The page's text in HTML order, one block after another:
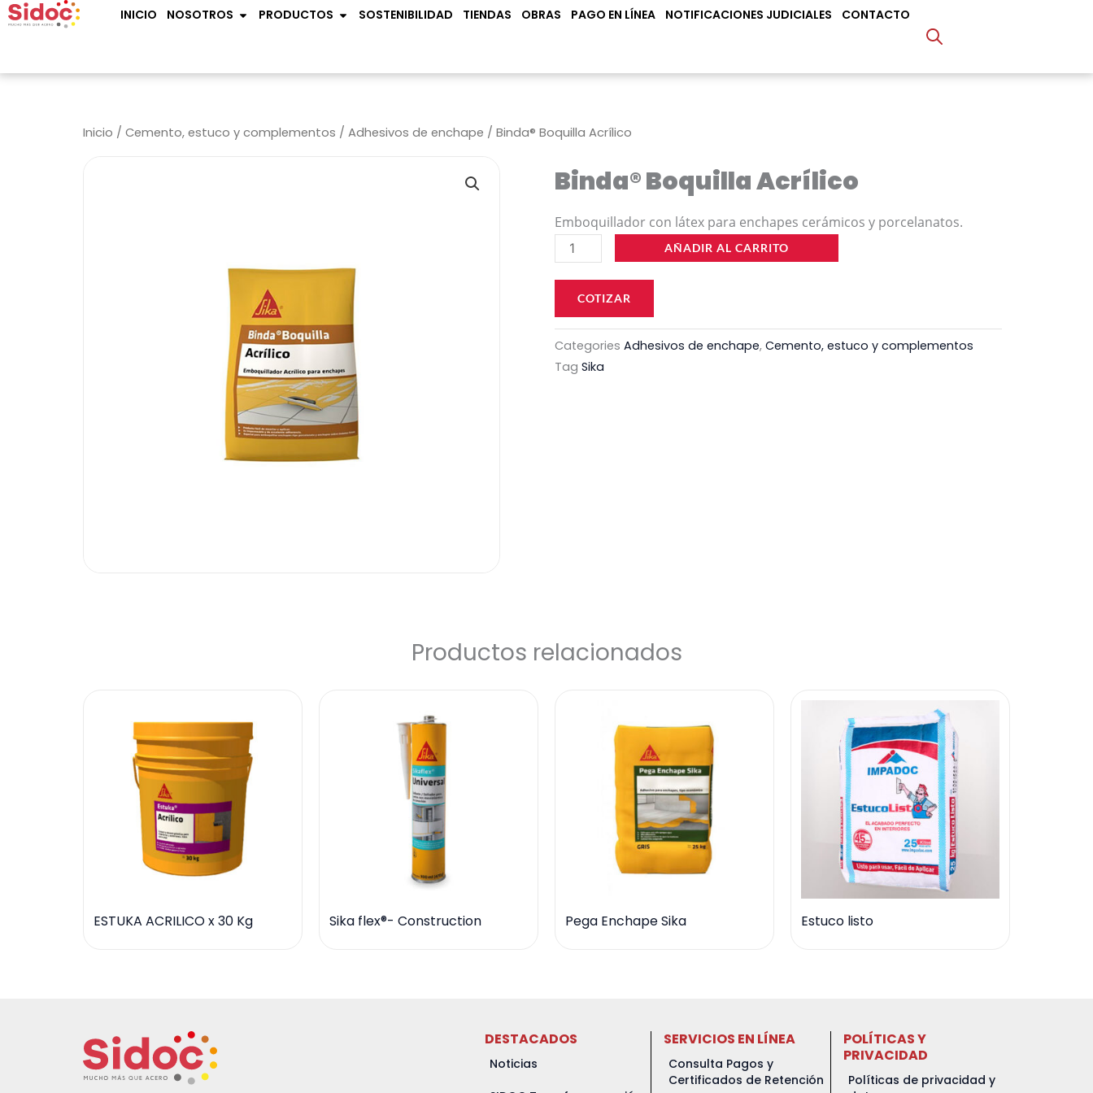
INICIO NOSOTROS OPEN NOSOTROS
PRODUCTOS OPEN PRODUCTOS
SOSTENIBILIDAD TIENDAS OBRAS PAGO EN LÍNEA NOTIFICACIONES JUDICIALES CONTACTO
Inicio / Cemento, estuco y complementos / Adhesivos de enchape / Binda® Boquilla Acrílico
Binda® Boquilla Acrílico
Emboquillador con látex para enchapes cerámicos y porcelanatos.
Binda®
Boquilla
Acrílico
cantidad
AÑADIR AL CARRITO
COTIZAR
Categories Adhesivos de enchape, Cemento, estuco y complementos
Tag Sika
Productos relacionados
ESTUKA ACRILICO x 30 Kg Sika flex®- Construction Pega Enchape Sika Estuco listo
DESTACADOS
Noticias
SERVICIOS EN LÍNEA
Consulta Pagos y
Certificados de Retención
POLÍTICAS Y
PRIVACIDAD
Políticas de privacidad y